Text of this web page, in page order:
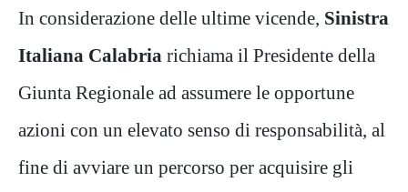
In considerazione delle ultime vicende, Sinistra
Italiana Calabria richiama il Presidente della
Giunta Regionale ad assumere le opportune
azioni con un elevato senso di responsabilità, al
fine di avviare un percorso per acquisire gli